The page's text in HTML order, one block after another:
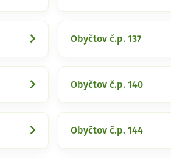
Obyčtov č.p. 137
Obyčtov č.p. 140
Obyčtov č.p. 144